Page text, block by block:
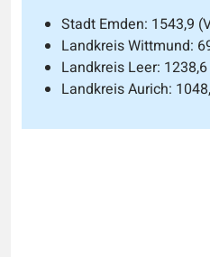
Stadt Emden: 1543,9
Landkreis Wittmund:
Landkreis Leer:
Landkreis Aurich: